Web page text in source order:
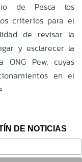
de Pesca los
criterios para el
de revisar la
y esclarecer la
ONG Pew, cuyas
en el
DE NOTICIAS